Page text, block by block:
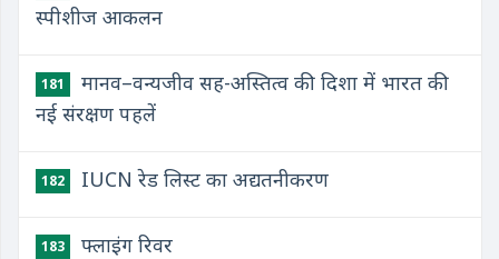
स्पीशीज आकलन
181
मानव–वन्यजीव सह-अस्तित्व की दिशा में भारत की
नई संरक्षण पहलें
182 IUCN रेड लिस्ट का अद्यतनीकरण
183 फ्लाइंग रिवर